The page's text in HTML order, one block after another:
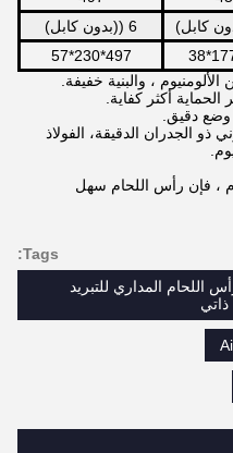
6 ((بدون كابل)
497*230*57
، والبنية خفيفة.
الحماية أكثر كفاية.
دقيق.
ذو الجدران الدقيقة، الفولاذ
، فإن رأس اللحام سهل
Tags:
اللحام المداري للتبريد